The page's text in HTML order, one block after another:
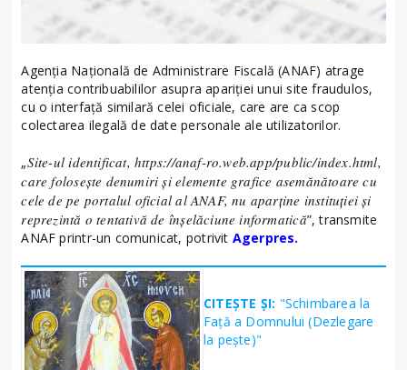
Agenţia Naţională de Administrare Fiscală (ANAF) atrage
atenţia contribuabililor asupra apariţiei unui site fraudulos,
cu o interfaţă similară celei oficiale, care are ca scop
colectarea ilegală de date personale ale utilizatorilor.
„Site-ul identificat, https://anaf-ro.web.app/public/index.html,
care foloseşte denumiri şi elemente grafice asemănătoare cu
cele de pe portalul oficial al ANAF, nu aparţine instituţiei şi
reprezintă o tentativă de înşelăciune informatică”, transmite
ANAF printr-un comunicat, potrivit Agerpres.
CITEȘTE ȘI: "Schimbarea la
Față a Domnului (Dezlegare
la peşte)"